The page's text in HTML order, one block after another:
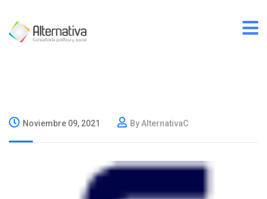
Noviembre 09, 2021 By AlternativaC